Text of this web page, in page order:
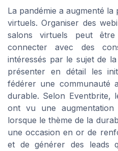
La pandémie a augmenté
virtuels. Organiser des
salons virtuels peut
connecter avec des
intéressés par le sujet de
présenter en détail les
fédérer une communauté
durable. Selon Eventbrite,
ont vu une
lorsque le thème de la
une occasion en or de
et de générer des leads